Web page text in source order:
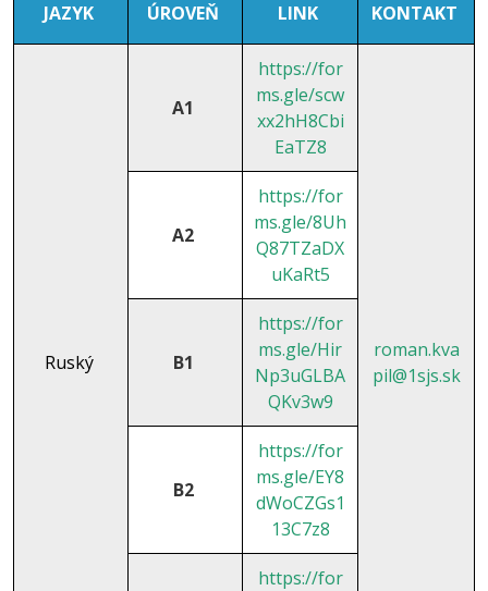
JAZYK ÚROVEŇ LINK KONTAKT
Ruský
A1
https://for
ms.gle/scw
xx2hH8Cbi
EaTZ8
roman.kva
pil@1sjs.sk
A2
https://for
ms.gle/8Uh
Q87TZaDX
uKaRt5
B1
https://for
ms.gle/Hir
Np3uGLBA
QKv3w9
B2
https://for
ms.gle/EY8
dWoCZGs1
13C7z8
https://for